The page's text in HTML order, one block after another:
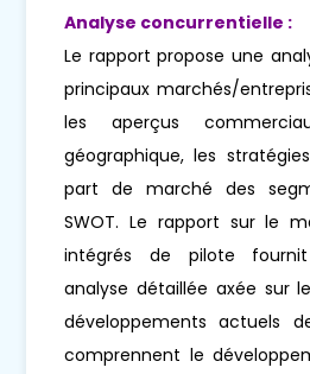
Analyse concurrentielle :
Le rapport propose une
principaux marchés/
les aperçus
géographique, les
part de marché des
SWOT. Le rapport sur le
intégrés de pilote
analyse détaillée axée sur
développements actuels
comprennent le